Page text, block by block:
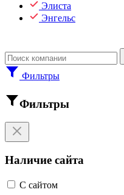
Элиста
Энгельс
Фильтры
Фильтры
Наличие сайта
С сайтом